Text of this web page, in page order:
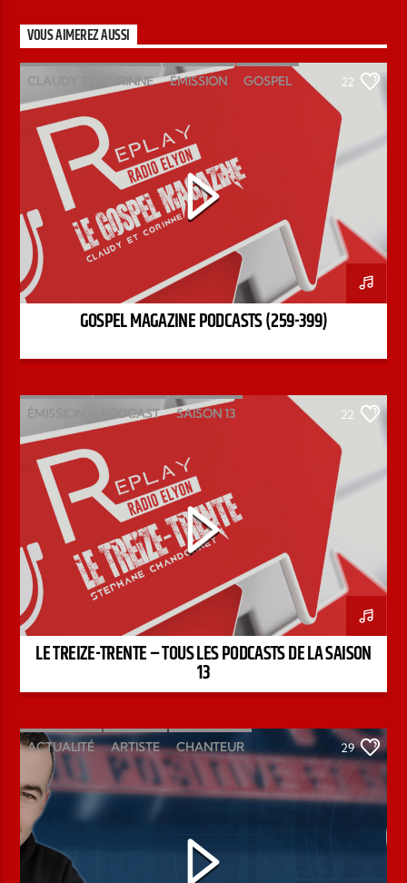
VOUS AIMEREZ AUSSI
CLAUDY ET CORINNE ÉMISSION GOSPEL
MAGAZINE
22
GOSPEL MAGAZINE PODCASTS (259-399)
ÉMISSION PODCAST SAISON 13
STÉPHANE CHANDONNET
22
LE TREIZE-TRENTE – TOUS LES PODCASTS DE LA SAISON
13
ACTUALITÉ ARTISTE CHANTEUR
ÉMISSION INTERVIEW KENZO DAVID
PAROLE DE FOI
PODCAST
29